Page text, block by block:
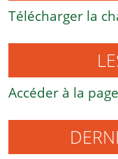
Télécharger la
Accéder à la